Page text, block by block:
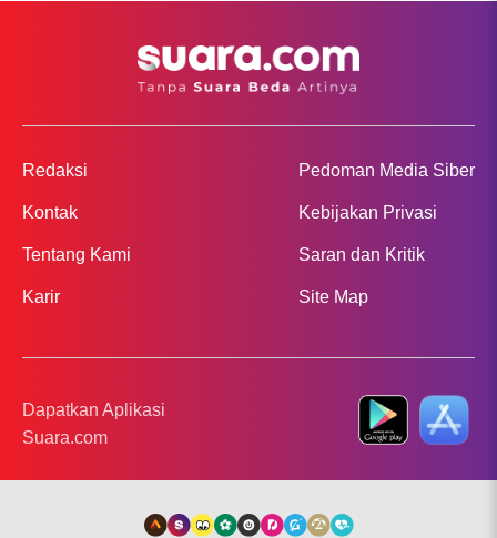
Redaksi
Kontak
Tentang Kami
Karir
Pedoman Media Siber
Kebijakan Privasi
Saran dan Kritik
Site Map
Dapatkan Aplikasi
Suara.com